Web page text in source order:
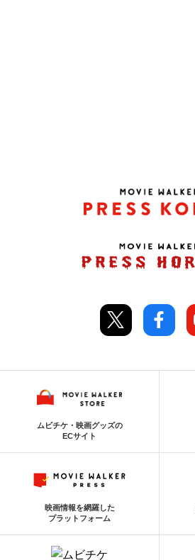
ムビチケ・映画グッズの
ECサイト
映画情報を網羅した
プラットフォーム